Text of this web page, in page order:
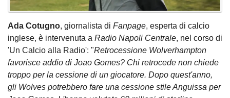
Ada Cotugno, giornalista di Fanpage, esperta di calcio
inglese, è intervenuta a Radio Napoli Centrale, nel corso di
'Un Calcio alla Radio': "Retrocessione Wolverhampton
favorisce addio di Joao Gomes? Chi retrocede non chiede
troppo per la cessione di un giocatore. Dopo quest'anno,
gli Wolves potrebbero fare una cessione stile Anguissa per